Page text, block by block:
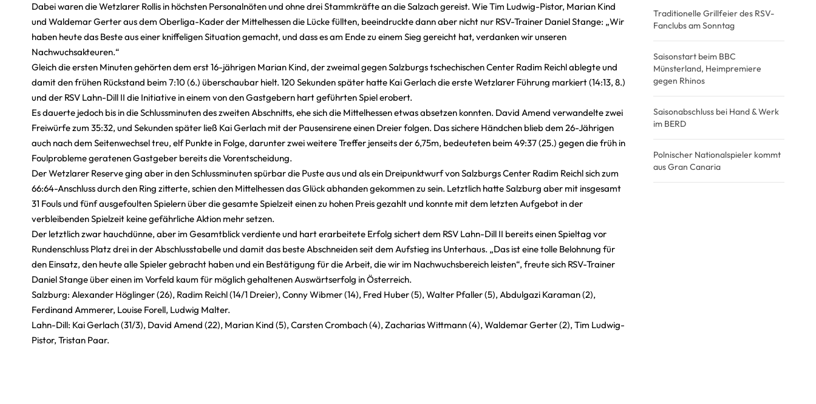
Dabei waren die Wetzlarer Rollis in höchsten Personalnöten und ohne drei Stammkräfte an die Salzach gereist. Wie Tim Ludwig-Pistor, Marian Kind
und Waldemar Gerter aus dem Oberliga-Kader der Mittelhessen die Lücke füllten, beeindruckte dann aber nicht nur RSV-Trainer Daniel Stange: „Wir
haben heute das Beste aus einer kniffeligen Situation gemacht, und dass es am Ende zu einem Sieg gereicht hat, verdanken wir unseren
Nachwuchsakteuren.“
Gleich die ersten Minuten gehörten dem erst 16-jährigen Marian Kind, der zweimal gegen Salzburgs tschechischen Center Radim Reichl ablegte und
damit den frühen Rückstand beim 7:10 (6.) überschaubar hielt. 120 Sekunden später hatte Kai Gerlach die erste Wetzlarer Führung markiert (14:13, 8.)
und der RSV Lahn-Dill II die Initiative in einem von den Gastgebern hart geführten Spiel erobert.
Es dauerte jedoch bis in die Schlussminuten des zweiten Abschnitts, ehe sich die Mittelhessen etwas absetzen konnten. David Amend verwandelte zwei
Freiwürfe zum 35:32, und Sekunden später ließ Kai Gerlach mit der Pausensirene einen Dreier folgen. Das sichere Händchen blieb dem 26-Jährigen
auch nach dem Seitenwechsel treu, elf Punkte in Folge, darunter zwei weitere Treffer jenseits der 6,75m, bedeuteten beim 49:37 (25.) gegen die früh in
Foulprobleme geratenen Gastgeber bereits die Vorentscheidung.
Der Wetzlarer Reserve ging aber in den Schlussminuten spürbar die Puste aus und als ein Dreipunktwurf von Salzburgs Center Radim Reichl sich zum
66:64-Anschluss durch den Ring zitterte, schien den Mittelhessen das Glück abhanden gekommen zu sein. Letztlich hatte Salzburg aber mit insgesamt
31 Fouls und fünf ausgefoulten Spielern über die gesamte Spielzeit einen zu hohen Preis gezahlt und konnte mit dem letzten Aufgebot in der
verbleibenden Spielzeit keine gefährliche Aktion mehr setzen.
Der letztlich zwar hauchdünne, aber im Gesamtblick verdiente und hart erarbeitete Erfolg sichert dem RSV Lahn-Dill II bereits einen Spieltag vor
Rundenschluss Platz drei in der Abschlusstabelle und damit das beste Abschneiden seit dem Aufstieg ins Unterhaus. „Das ist eine tolle Belohnung für
den Einsatz, den heute alle Spieler gebracht haben und ein Bestätigung für die Arbeit, die wir im Nachwuchsbereich leisten“, freute sich RSV-Trainer
Daniel Stange über einen im Vorfeld kaum für möglich gehaltenen Auswärtserfolg in Österreich.
Salzburg: Alexander Höglinger (26), Radim Reichl (14/1 Dreier), Conny Wibmer (14), Fred Huber (5), Walter Pfaller (5), Abdulgazi Karaman (2),
Ferdinand Ammerer, Louise Forell, Ludwig Malter.
Lahn-Dill: Kai Gerlach (31/3), David Amend (22), Marian Kind (5), Carsten Crombach (4), Zacharias Wittmann (4), Waldemar Gerter (2), Tim Ludwig-
Pistor, Tristan Paar.
Traditionelle Grillfeier des RSV-
Fanclubs am Sonntag
Saisonstart beim BBC
Münsterland, Heimpremiere
gegen Rhinos
Saisonabschluss bei Hand & Werk
im BERD
Polnischer Nationalspieler kommt
aus Gran Canaria